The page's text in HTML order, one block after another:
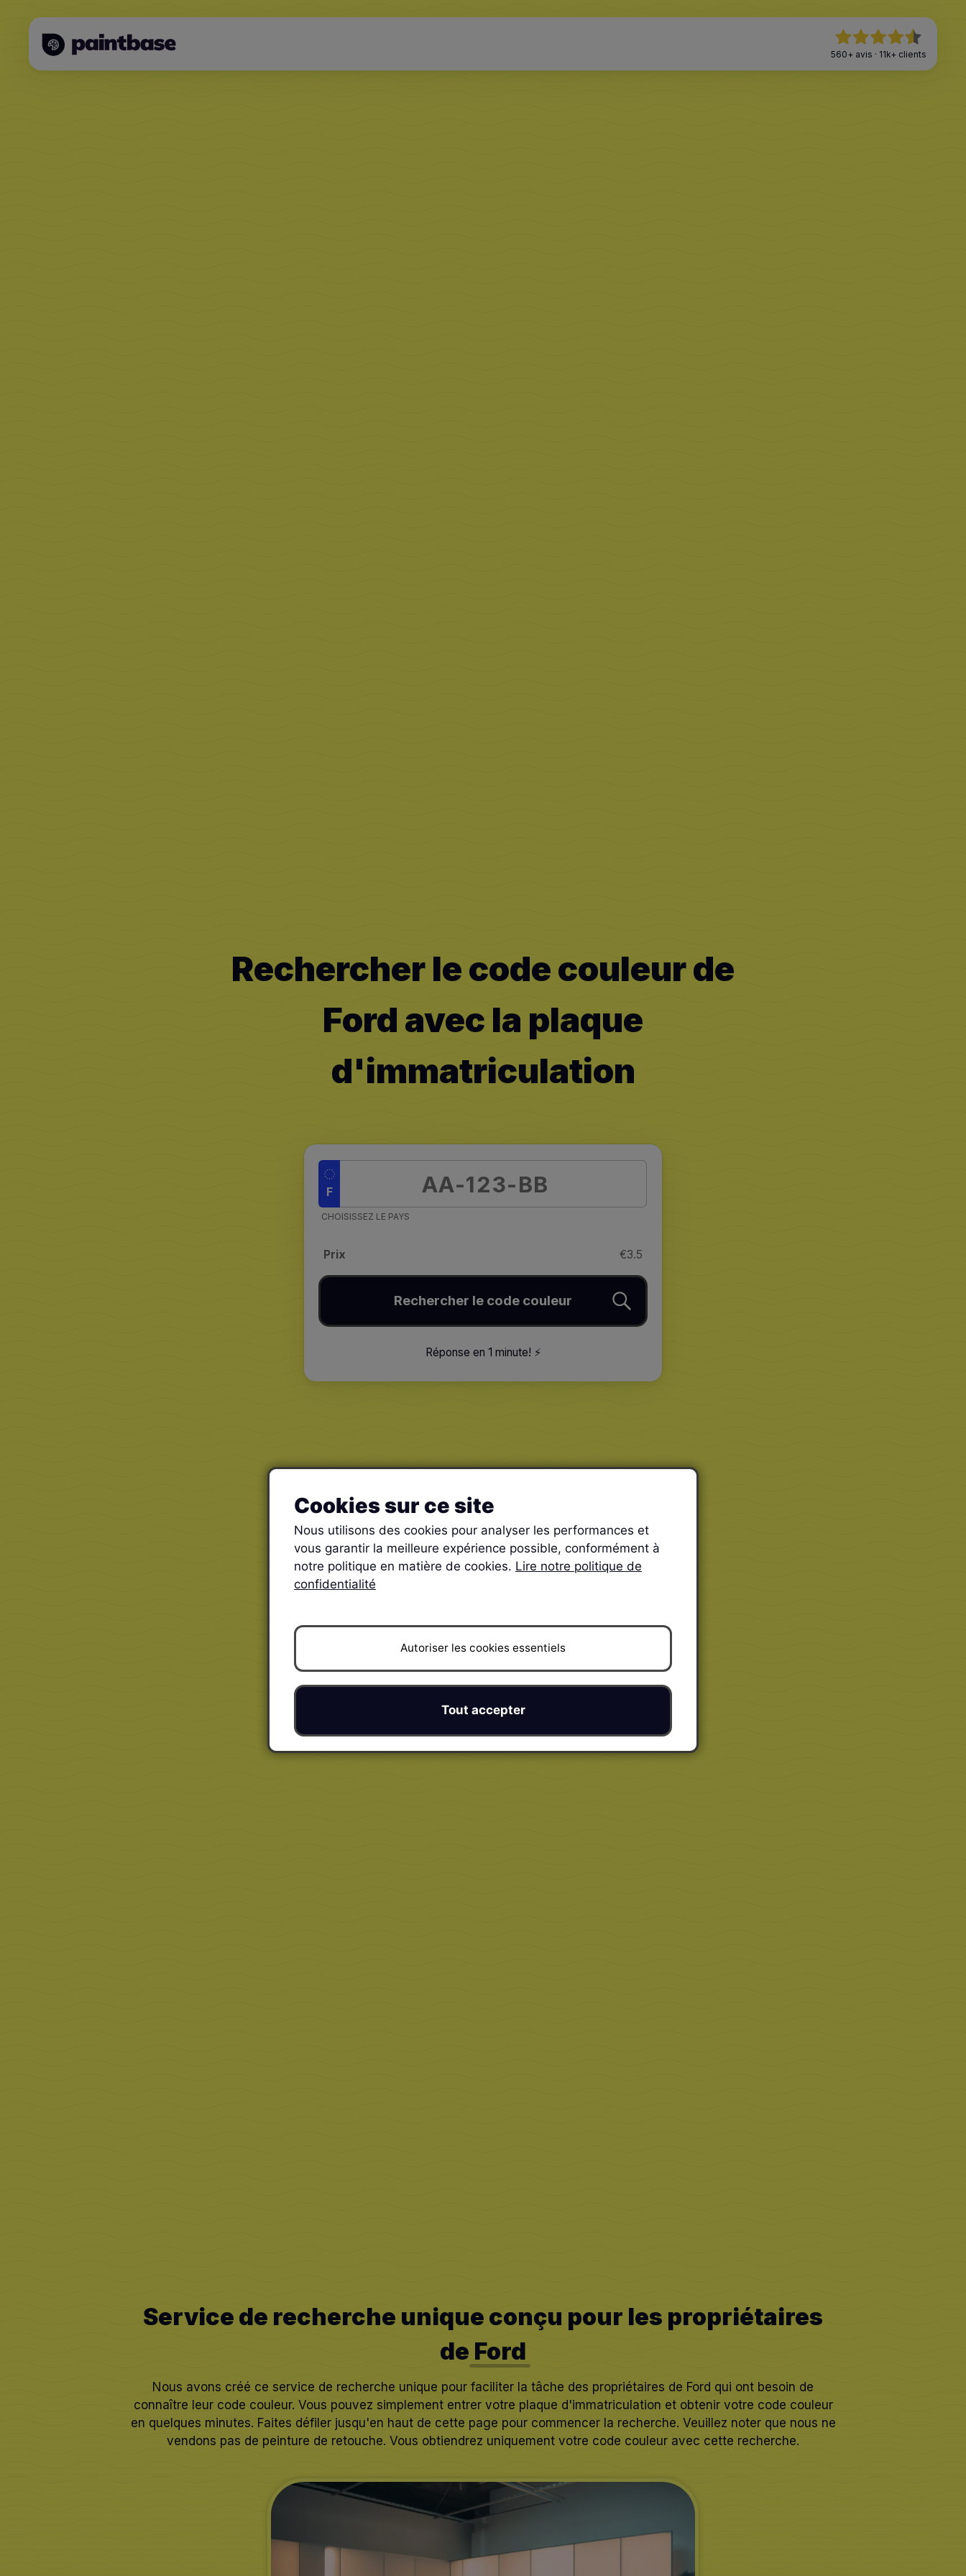
560+ avis · 11k+ clients
Rechercher le code couleur de
Ford avec la plaque
d'immatriculation
F
CHOISISSEZ LE PAYS
Prix €3.5
Rechercher le code couleur
Réponse en 1 minute! ⚡️
Service de recherche unique conçu pour les propriétaires
de Ford
Nous avons créé ce service de recherche unique pour faciliter la tâche des propriétaires de Ford qui ont besoin de
connaître leur code couleur. Vous pouvez simplement entrer votre plaque d'immatriculation et obtenir votre code couleur
en quelques minutes. Faites défiler jusqu'en haut de cette page pour commencer la recherche. Veuillez noter que nous ne
vendons pas de peinture de retouche. Vous obtiendrez uniquement votre code couleur avec cette recherche.
Cookies sur ce site
Nous utilisons des cookies pour analyser les performances et
vous garantir la meilleure expérience possible, conformément à
notre politique en matière de cookies. Lire notre politique de
confidentialité
Autoriser les cookies essentiels
Tout accepter